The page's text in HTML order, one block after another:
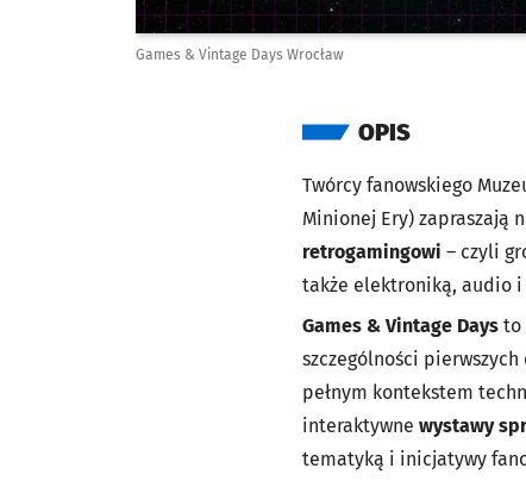
Games & Vintage Days Wrocław
OPIS
Twórcy fanowskiego
Minionej Ery) zapraszają
retrogamingowi – czyli
także elektroniką, audio i
Games & Vintage Days to
szczególności
pełnym kontekstem
interaktywne wystawy
tematyką i inicjatywy